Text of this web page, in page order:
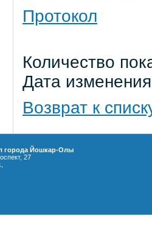
Протокол
Количество
Дата
Возврат к
города Йошкар-Олы
27